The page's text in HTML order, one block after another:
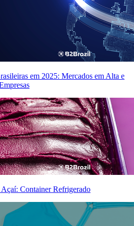
em 2025: Mercados em Alta e
Container Refrigerado